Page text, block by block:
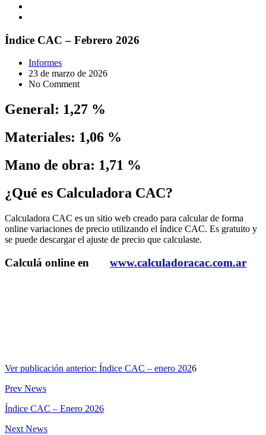
Índice CAC – Febrero 2026
Informes
23 de marzo de 2026
No Comment
General: 1,27 %
Materiales: 1,06 %
Mano de obra: 1,71 %
¿Qué es Calculadora CAC?
Calculadora CAC es un sitio web creado para calcular de forma
online variaciones de precio utilizando el índice CAC. Es gratuito y
se puede descargar el ajuste de precio que calculaste.
Calculá online en www.calculadoracac.com.ar
Ver publicación anterior: Índice CAC – enero 2026
Prev News
Índice CAC – Enero 2026
Next News